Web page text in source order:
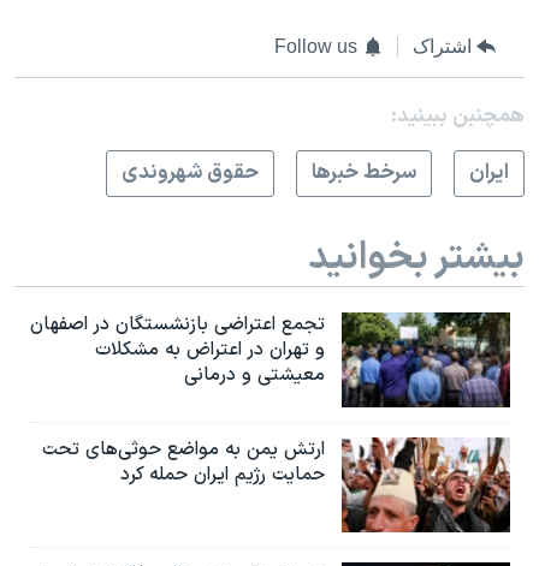
اشتراک Follow us
همچنبن ببینید:
ايران
سرخط خبرها حقوق شهروندی
بیشتر بخوانید
تجمع اعتراضی بازنشستگان در اصفهان
و تهران در اعتراض به مشکلات
معیشتی و درمانی
ارتش یمن به مواضع حوثی‌های تحت
حمایت رژیم ایران حمله کرد